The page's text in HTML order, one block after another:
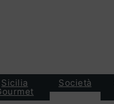
Sicilia Società